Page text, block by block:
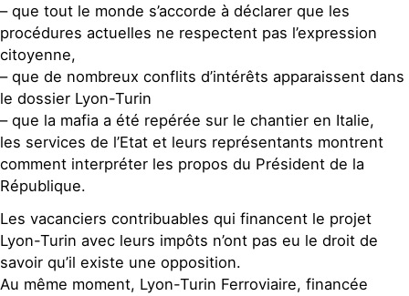
– que tout le monde s’accorde à déclarer que les
procédures actuelles ne respectent pas l’expression
citoyenne,
– que de nombreux conflits d’intérêts apparaissent dans
le dossier Lyon-Turin
– que la mafia a été repérée sur le chantier en Italie,
les services de l’Etat et leurs représentants montrent
comment interpréter les propos du Président de la
République.
Les vacanciers contribuables qui financent le projet
Lyon-Turin avec leurs impôts n’ont pas eu le droit de
savoir qu’il existe une opposition.
Au même moment, Lyon-Turin Ferroviaire, financée